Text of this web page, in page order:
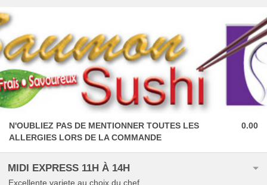
N'OUBLIEZ PAS DE MENTIONNER TOUTES LES
ALLERGIES LORS DE LA COMMANDE
0.00
MIDI EXPRESS 11H À 14H
Excellente variete au choix du chef